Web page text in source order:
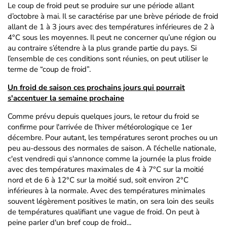
Le coup de froid peut se produire sur une période allant
d’octobre à mai. Il se caractérise par une brève période de froid
allant de 1 à 3 jours avec des températures inférieures de 2 à
4°C sous les moyennes. Il peut ne concerner qu’une région ou
au contraire s’étendre à la plus grande partie du pays. Si
l’ensemble de ces conditions sont réunies, on peut utiliser le
terme de “coup de froid”.
Un froid de saison ces prochains jours qui pourrait
s'accentuer la semaine prochaine
Comme prévu depuis quelques jours, le retour du froid se
confirme pour l'arrivée de l'hiver météorologique ce 1er
décembre. Pour autant, les températures seront proches ou un
peu au-dessous des normales de saison. A l'échelle nationale,
c'est vendredi qui s'annonce comme la journée la plus froide
avec des températures maximales de 4 à 7°C sur la moitié
nord et de 6 à 12°C sur la moitié sud, soit environ 2°C
inférieures à la normale. Avec des températures minimales
souvent légèrement positives le matin, on sera loin des seuils
de températures qualifiant une vague de froid. On peut à
peine parler d'un bref coup de froid...